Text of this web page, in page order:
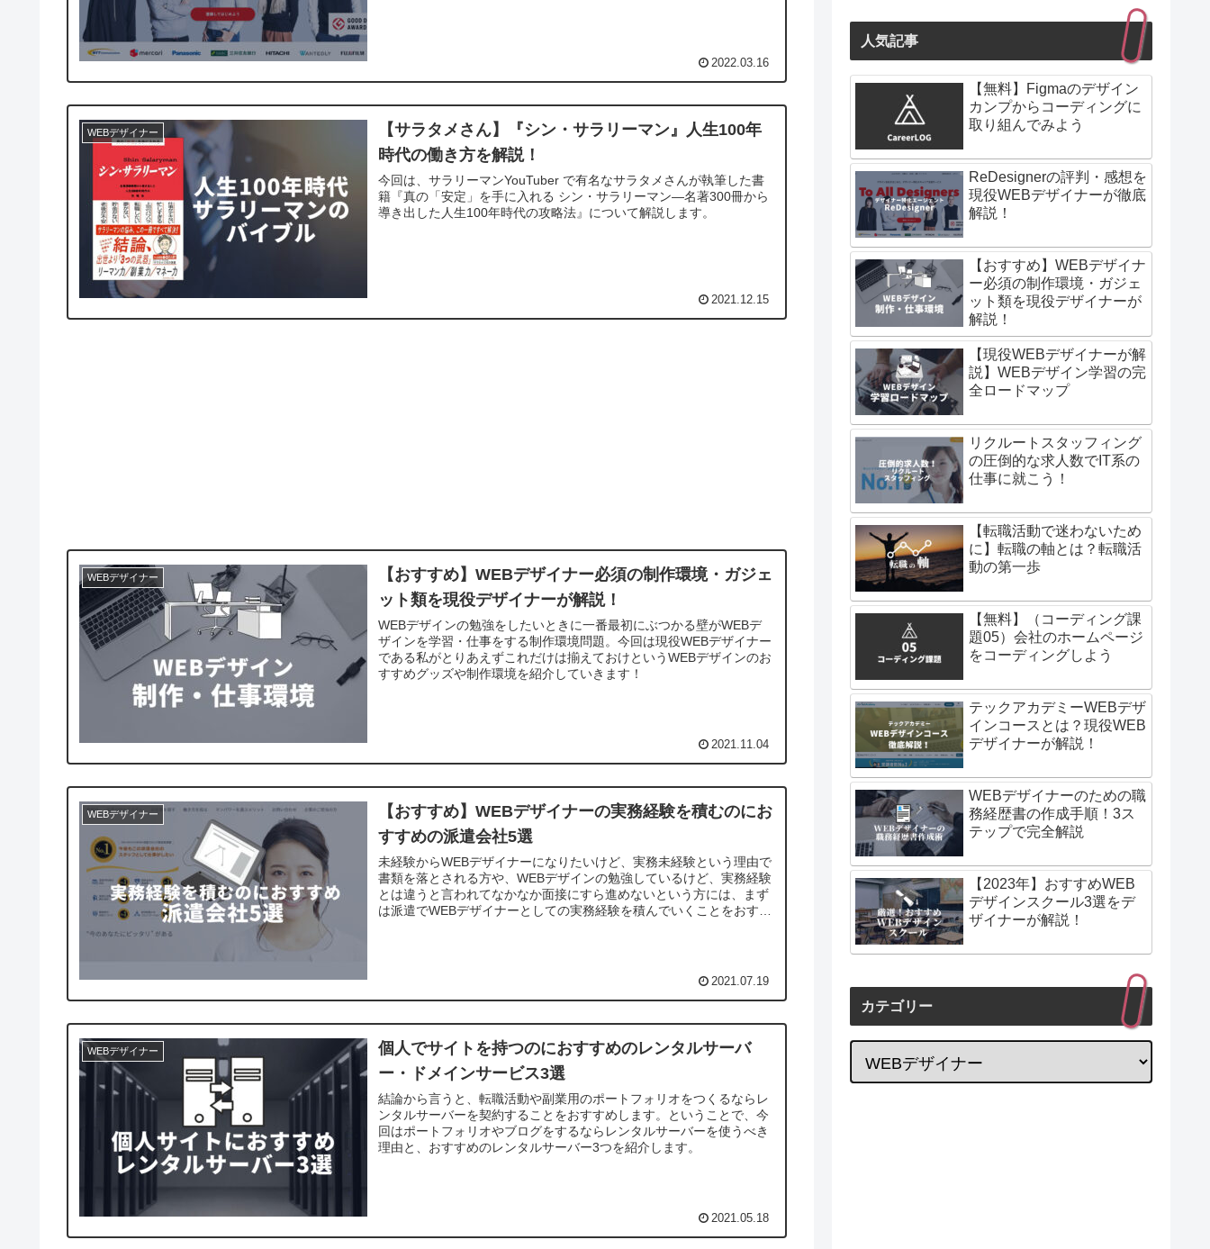
2022.03.16
WEBデザイナー
【サラタメさん】『シン・サラリーマン』人生100年
時代の働き方を解説！
今回は、サラリーマンYouTuber で有名なサラタメさんが執筆した書
籍『真の「安定」を手に入れる シン・サラリーマン—名著300冊から
導き出した人生100年時代の攻略法』について解説します。
2021.12.15
WEBデザイナー
【おすすめ】WEBデザイナー必須の制作環境・ガジェ
ット類を現役デザイナーが解説！
WEBデザインの勉強をしたいときに一番最初にぶつかる壁がWEBデ
ザインを学習・仕事をする制作環境問題。今回は現役WEBデザイナー
である私がとりあえずこれだけは揃えておけというWEBデザインのお
すすめグッズや制作環境を紹介していきます！
2021.11.04
WEBデザイナー
【おすすめ】WEBデザイナーの実務経験を積むのにお
すすめの派遣会社5選
未経験からWEBデザイナーになりたいけど、実務未経験という理由で
書類を落とされる方や、WEBデザインの勉強しているけど、実務経験
とは違うと言われてなかなか面接にすら進めないという方には、まず
は派遣でWEBデザイナーとしての実務経験を積んでいくことをおすす
2021.07.19
WEBデザイナー
個人でサイトを持つのにおすすめのレンタルサーバ
ー・ドメインサービス3選
結論から言うと、転職活動や副業用のポートフォリオをつくるならレ
ンタルサーバーを契約することをおすすめします。ということで、今
回はポートフォリオやブログをするならレンタルサーバーを使うべき
理由と、おすすめのレンタルサーバー3つを紹介します。
2021.05.18
人気記事
【無料】Figmaのデザイン
カンプからコーディングに
取り組んでみよう
ReDesignerの評判・感想を
現役WEBデザイナーが徹底
解説！
【おすすめ】WEBデザイナ
ー必須の制作環境・ガジェ
ット類を現役デザイナーが
解説！
【現役WEBデザイナーが解
説】WEBデザイン学習の完
全ロードマップ
リクルートスタッフィング
の圧倒的な求人数でIT系の
仕事に就こう！
【転職活動で迷わないため
に】転職の軸とは？転職活
動の第一歩
【無料】（コーディング課
題05）会社のホームページ
をコーディングしよう
テックアカデミーWEBデザ
インコースとは？現役WEB
デザイナーが解説！
WEBデザイナーのための職
務経歴書の作成手順！3ス
テップで完全解説
【2023年】おすすめWEB
デザインスクール3選をデ
ザイナーが解説！
カテゴリー